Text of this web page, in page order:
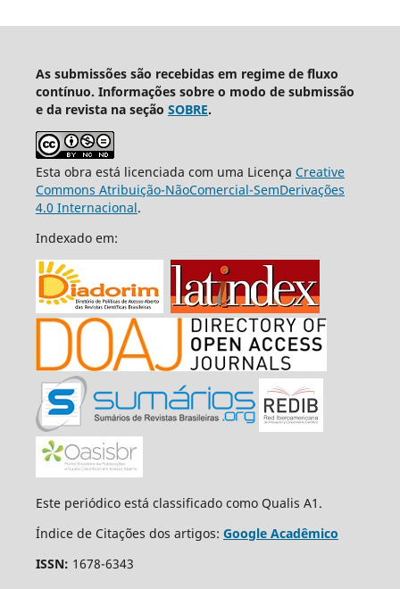
As submissões são recebidas em regime de fluxo
contínuo. Informações sobre o modo de submissão
e da revista na seção SOBRE.
Esta obra está licenciada com uma Licença Creative
Commons Atribuição-NãoComercial-SemDerivações
4.0 Internacional.
Indexado em:
Este periódico está classificado como Qualis A1.
Índice de Citações dos artigos: Google Acadêmico
ISSN: 1678-6343